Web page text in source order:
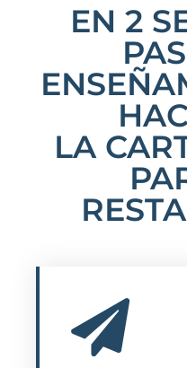
EN 2
LA